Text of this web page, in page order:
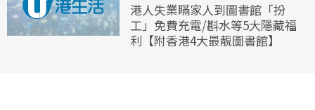
港人失業瞞家人到圖書館「扮
工」免費充電/斟水等5大隱藏福
利【附香港4大最靚圖書館】